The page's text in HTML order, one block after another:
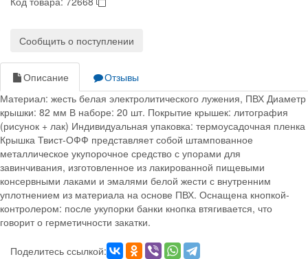
Сообщить о поступлении
Описание
Отзывы
Материал: жесть белая электролитического лужения, ПВХ Диаметр
крышки: 82 мм В наборе: 20 шт. Покрытие крышек: литография
(рисунок + лак) Индивидуальная упаковка: термоусадочная пленка
Крышка Твист-ОФФ представляет собой штампованное
металлическое укупорочное средство с упорами для
завинчивания, изготовленное из лакированной пищевыми
консервными лаками и эмалями белой жести с внутренним
уплотнением из материала на основе ПВХ. Оснащена кнопкой-
контролером: после укупорки банки кнопка втягивается, что
говорит о герметичности закатки.
Поделитесь ссылкой: